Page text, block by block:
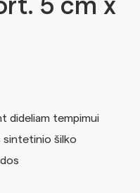
5 cm x
dideliam tempimui
sintetinio šilko